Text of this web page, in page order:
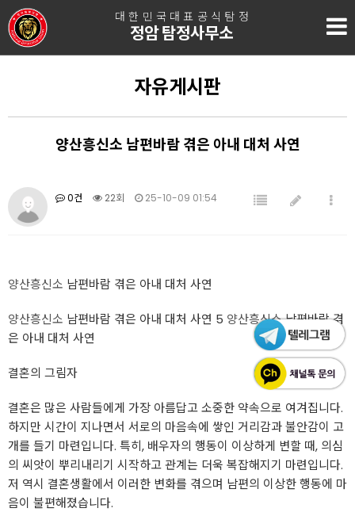
대한민국대표공식탐정
정암 탐정사무소
자유게시판
양산흥신소 남편바람 겪은 아내 대처 사연
0건 22회 25-10-09 01:54
양산흥신소 남편바람 겪은 아내 대처 사연
양산흥신소 남편바람 겪은 아내 대처 사연 5 양산흥신소남편바람 겪
은 아내 대처 사연
결혼의 그림자
결혼은 많은 사람들에게 가장 아름답고 소중한 약속으로 여겨집니다.
하지만 시간이 지나면서 서로의 마음속에 쌓인 거리감과 불안감이 고
개를 들기 마련입니다. 특히, 배우자의 행동이 이상하게 변할 때, 의심
의 씨앗이 뿌리내리기 시작하고 관계는 더욱 복잡해지기 마련입니다.
저 역시 결혼생활에서 이러한 변화를 겪으며 남편의 이상한 행동에 마
음이 불편해졌습니다.